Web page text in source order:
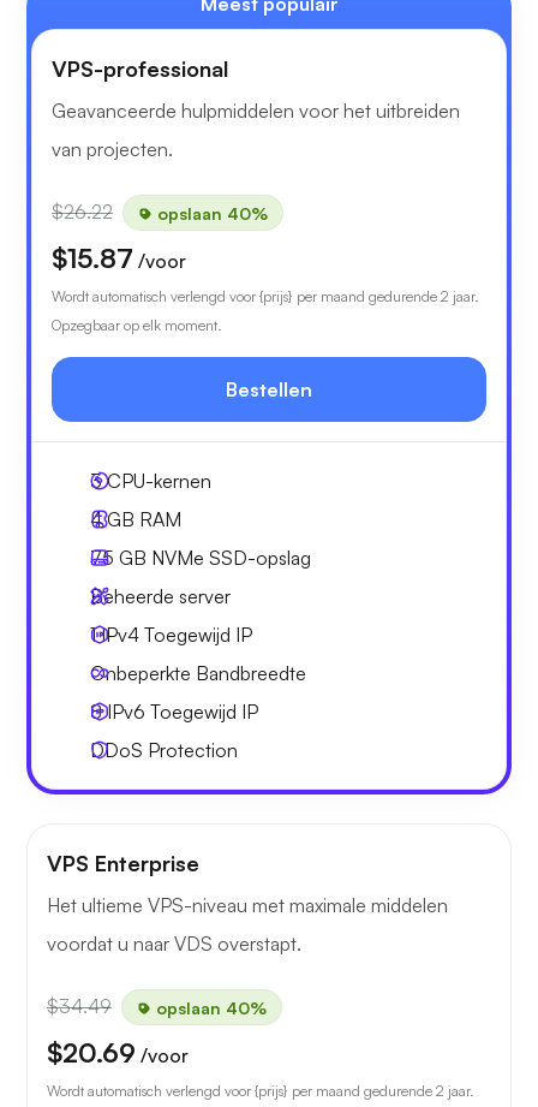
VPS-professional
Geavanceerde hulpmiddelen voor het uitbreiden
van projecten.
$26.22 opslaan 40%
$15.87 /voor
Wordt automatisch verlengd voor {prijs} per maand gedurende 2 jaar.
Opzegbaar op elk moment.
Bestellen
3CPU-kernen
4 GB RAM
75 GB NVMe SSD-opslag
Beheerde server
1 IPv4 Toegewijd IP
Onbeperkte Bandbreedte
8 IPv6 Toegewijd IP
DDoS Protection
VPS Enterprise
Het ultieme VPS-niveau met maximale middelen
voordat u naar VDS overstapt.
$34.49 opslaan 40%
$20.69 /voor
Wordt automatisch verlengd voor {prijs} per maand gedurende 2 jaar.